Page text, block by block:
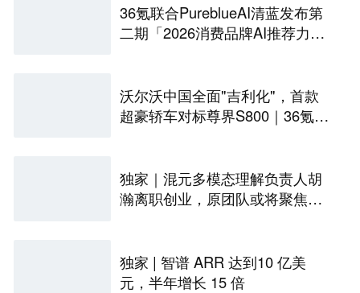
36氪联合PureblueAI清蓝发布第
二期「2026消费品牌AI推荐力名
沃尔沃中国全面"吉利化"，首款
超豪轿车对标尊界S800｜36氪独
独家｜混元多模态理解负责人胡
瀚离职创业，原团队或将聚焦世
独家 | 智谱 ARR 达到10 亿美
元，半年增长 15 倍